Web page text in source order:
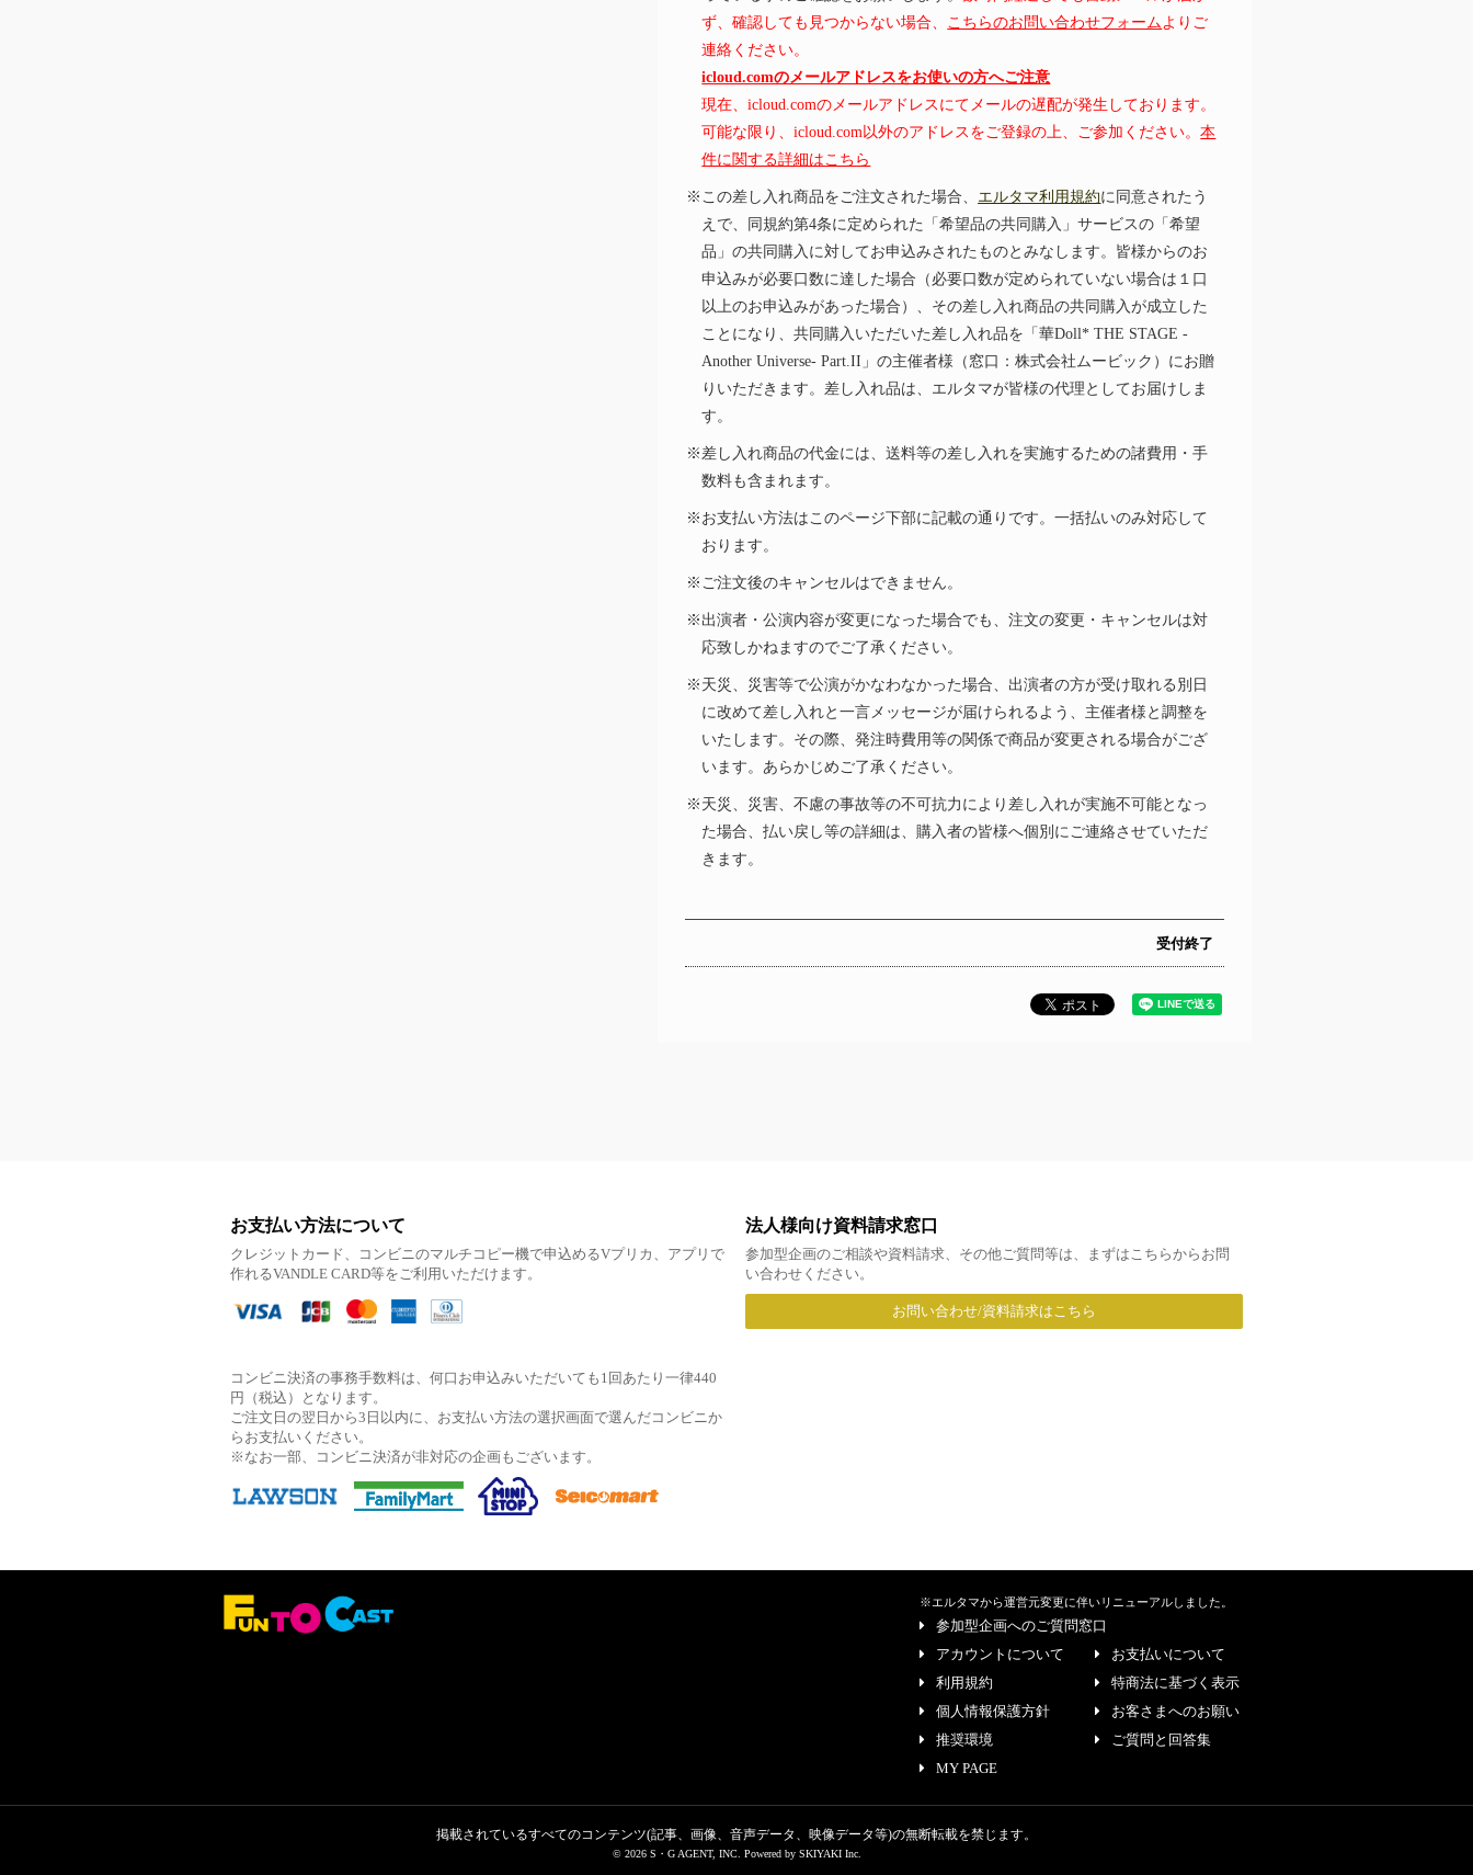
ず、確認しても見つからない場合、
こちらのお問い合わせフォーム よりご
連絡ください。
icloud.comのメールアドレスをお使いの方へご注意
現在、icloud.comのメールアドレスにてメールの遅配が発生しております。
可能な限り、icloud.com以外のアドレスをご登録の上、ご参加ください。本
件に関する詳細はこちら
※この差し入れ商品をご注文された場合、 エルタマ利用規約に同意されたう
えで、同規約第4条に定められた「希望品の共同購入」サービスの「希望
品」の共同購入に対してお申込みされたものとみなします。皆様からのお
申込みが必要口数に達した場合（必要口数が定められていない場合は１口
以上のお申込みがあった場合）、その差し入れ商品の共同購入が成立した
ことになり、共同購入いただいた差し入れ品を「華Doll* THE STAGE -
Another Universe- Part.II」の主催者様（窓口：株式会社ムービック）にお贈
りいただきます。差し入れ品は、エルタマが皆様の代理としてお届けしま
す。
※差し入れ商品の代金には、送料等の差し入れを実施するための諸費用・手
数料も含まれます。
※お支払い方法はこのページ下部に記載の通りです。一括払いのみ対応して
おります。
※ご注文後のキャンセルはできません。
※出演者・公演内容が変更になった場合でも、注文の変更・キャンセルは対
応致しかねますのでご了承ください。
※天災、災害等で公演がかなわなかった場合、出演者の方が受け取れる別日
に改めて差し入れと一言メッセージが届けられるよう、主催者様と調整を
いたします。その際、発注時費用等の関係で商品が変更される場合がござ
います。あらかじめご了承ください。
※天災、災害、不慮の事故等の不可抗力により差し入れが実施不可能となっ
た場合、払い戻し等の詳細は、購入者の皆様へ個別にご連絡させていただ
きます。
受付終了
お支払い方法について
クレジットカード、コンビニのマルチコピー機で申込めるVプリカ、アプリで
作れるVANDLE CARD等をご利用いただけます。
コンビニ決済の事務手数料は、何口お申込みいただいても1回あたり一律440
円（税込）となります。
ご注文日の翌日から3日以内に、お支払い方法の選択画面で選んだコンビニか
らお支払いください。
※なお一部、コンビニ決済が非対応の企画もございます。
法人様向け資料請求窓口
参加型企画のご相談や資料請求、その他ご質問等は、まずはこちらからお問
い合わせください。
お問い合わせ/資料請求はこちら
※エルタマから運営元変更に伴いリニューアルしました。
参加型企画へのご質問窓口
アカウントについて
お支払いについて
利用規約
特商法に基づく表示
個人情報保護方針
お客さまへのお願い
推奨環境
ご質問と回答集
MY PAGE
掲載されているすべてのコンテンツ(記事、画像、音声データ、映像データ等)の無断転載を禁じます。
© 2026 S・G AGENT, INC. Powered by SKIYAKI Inc.